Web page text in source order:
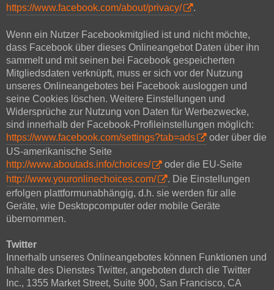
https://www.facebook.com/about/privacy/
.
Wenn ein Nutzer Facebookmitglied ist und nicht möchte,
dass Facebook über dieses Onlineangebot Daten über ihn
sammelt und mit seinen bei Facebook gespeicherten
Mitgliedsdaten verknüpft, muss er sich vor der Nutzung
unseres Onlineangebotes bei Facebook ausloggen und
seine Cookies löschen. Weitere Einstellungen und
Widersprüche zur Nutzung von Daten für Werbezwecke,
sind innerhalb der Facebook-Profileinstellungen möglich:
https://www.facebook.com/settings?tab=ads
oder über die
US-amerikanische Seite
http://www.aboutads.info/choices/
oder die EU-Seite
http://www.youronlinechoices.com/
. Die Einstellungen
erfolgen plattformunabhängig, d.h. sie werden für alle
Geräte, wie Desktopcomputer oder mobile Geräte
übernommen.
Twitter
Innerhalb unseres Onlineangebotes können Funktionen und
Inhalte des Dienstes Twitter, angeboten durch die Twitter
Inc., 1355 Market Street, Suite 900, San Francisco, CA